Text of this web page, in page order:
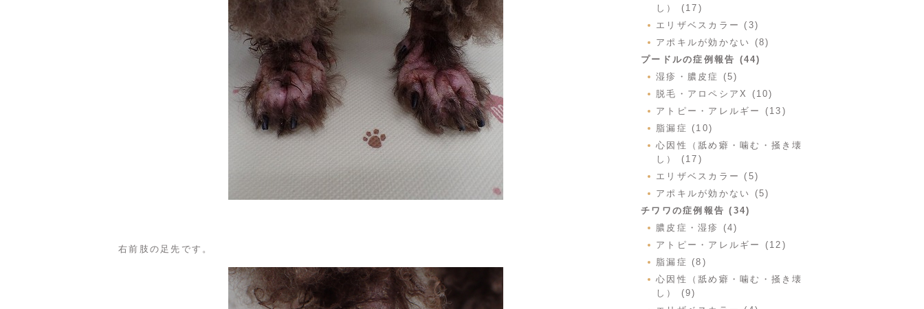
右前肢の足先です。
し） (17)
エリザベスカラー (3)
アポキルが効かない (8)
プードルの症例報告 (44)
湿疹・膿皮症 (5)
脱毛・アロペシアX (10)
アトピー・アレルギー (13)
脂漏症 (10)
心因性（舐め癖・噛む・掻き壊
し） (17)
エリザベスカラー (5)
アポキルが効かない (5)
チワワの症例報告 (34)
膿皮症・湿疹 (4)
アトピー・アレルギー (12)
脂漏症 (8)
心因性（舐め癖・噛む・掻き壊
し） (9)